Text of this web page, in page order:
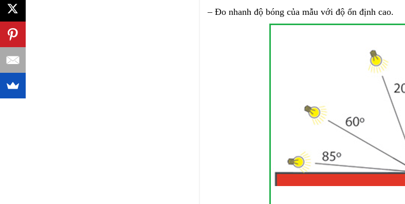
– Đo nhanh độ bóng của mẫu với độ ổn định cao.